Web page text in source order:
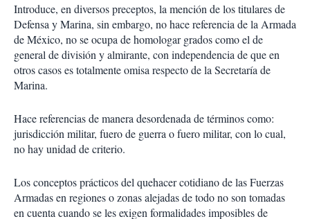
Introduce, en diversos preceptos, la mención de los titulares de
Defensa y Marina, sin embargo, no hace referencia de la Armada
de México, no se ocupa de homologar grados como el de
general de división y almirante, con independencia de que en
otros casos es totalmente omisa respecto de la Secretaría de
Marina.
Hace referencias de manera desordenada de términos como:
jurisdicción militar, fuero de guerra o fuero militar, con lo cual,
no hay unidad de criterio.
Los conceptos prácticos del quehacer cotidiano de las Fuerzas
Armadas en regiones o zonas alejadas de todo no son tomadas
en cuenta cuando se les exigen formalidades imposibles de